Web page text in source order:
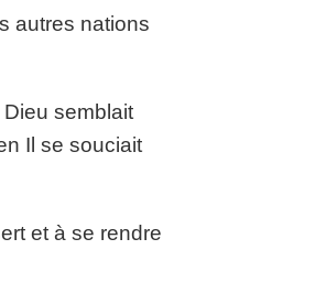
autres nations
semblait
Il se souciait
et à se rendre